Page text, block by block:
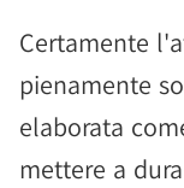
Certamente
pienamente
elaborata
mettere a